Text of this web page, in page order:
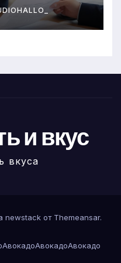
и вкус
вкуса
newstack от Themeansar.
АвокадоАвокадоАвокадо